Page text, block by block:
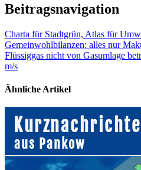
Beitragsnavigation
Charta für Stadtgrün, Atlas für
Gemeinwohlbilanzen: alles nur
Flüssiggas nicht von Gasumlage
m/s
Ähnliche Artikel